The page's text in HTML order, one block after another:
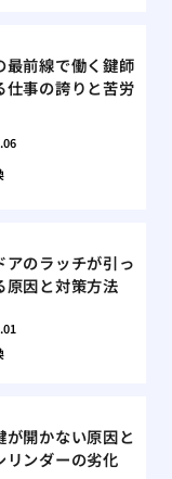
最前線で働く鍵師
仕事の誇りと苦労
アのラッチが引っ
原因と対策方法
が開かない原因と
リンダーの劣化